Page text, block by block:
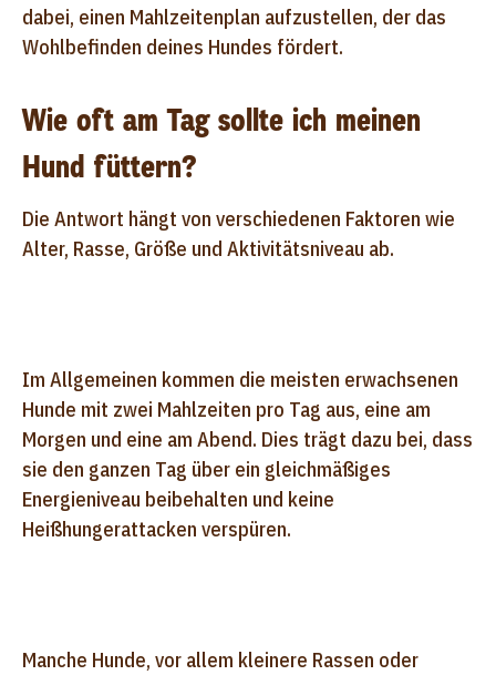
dabei, einen Mahlzeitenplan aufzustellen, der das
Wohlbefinden deines Hundes fördert.
Wie oft am Tag sollte ich meinen
Hund füttern?
Die Antwort hängt von verschiedenen Faktoren wie
Alter, Rasse, Größe und Aktivitätsniveau ab.
Im Allgemeinen kommen die meisten erwachsenen
Hunde mit zwei Mahlzeiten pro Tag aus, eine am
Morgen und eine am Abend. Dies trägt dazu bei, dass
sie den ganzen Tag über ein gleichmäßiges
Energieniveau beibehalten und keine
Heißhungerattacken verspüren.
Manche Hunde, vor allem kleinere Rassen oder